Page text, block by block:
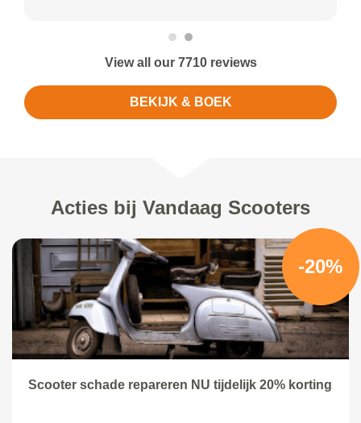
View all our 7710 reviews
BEKIJK & BOEK
Acties bij Vandaag Scooters
-20%
Scooter schade repareren NU tijdelijk 20% korting